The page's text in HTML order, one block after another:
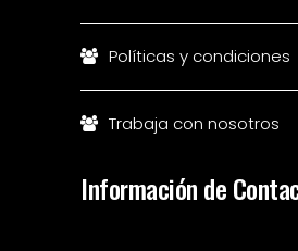
Políticas y condiciones
Trabaja con nosotros
Información de